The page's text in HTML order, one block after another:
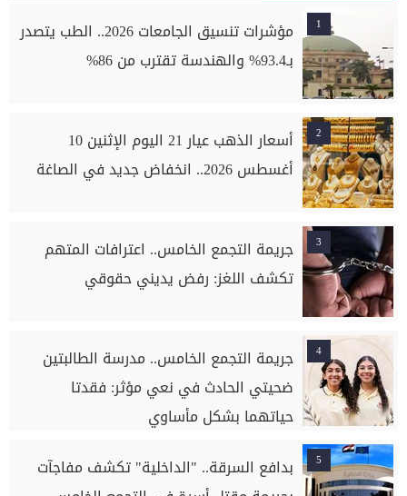
1
مؤشرات تنسيق الجامعات 2026.. الطب يتصدر
بـ93.4% والهندسة تقترب من 86%
2
أسعار الذهب عيار 21 اليوم الإثنين 10
أغسطس 2026.. انخفاض جديد في الصاغة
3
جريمة التجمع الخامس.. اعترافات المتهم
تكشف اللغز: رفض يديني حقوقي
4
جريمة التجمع الخامس.. مدرسة الطالبتين
ضحيتي الحادث في نعي مؤثر: فقدتا
حياتهما بشكل مأساوي
5
بدافع السرقة.. "الداخلية" تكشف مفاجآت